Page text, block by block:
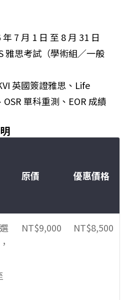
年 7 月 1 日 至 8 月 31 日
雅思考試（學術組／一般
英國簽證雅思、Life
單科重測、EOR 成績
原價 優惠價格
NT$9,000 NT$8,500